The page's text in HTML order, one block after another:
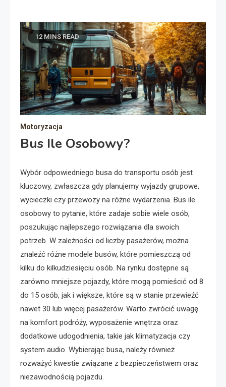
12 MINS READ
Motoryzacja
Bus Ile Osobowy?
Wybór odpowiedniego busa do transportu osób jest
kluczowy, zwłaszcza gdy planujemy wyjazdy grupowe,
wycieczki czy przewozy na różne wydarzenia. Bus ile
osobowy to pytanie, które zadaje sobie wiele osób,
poszukując najlepszego rozwiązania dla swoich
potrzeb. W zależności od liczby pasażerów, można
znaleźć różne modele busów, które pomieszczą od
kilku do kilkudziesięciu osób. Na rynku dostępne są
zarówno mniejsze pojazdy, które mogą pomieścić od 8
do 15 osób, jak i większe, które są w stanie przewieźć
nawet 30 lub więcej pasażerów. Warto zwrócić uwagę
na komfort podróży, wyposażenie wnętrza oraz
dodatkowe udogodnienia, takie jak klimatyzacja czy
system audio. Wybierając busa, należy również
rozważyć kwestie związane z bezpieczeństwem oraz
niezawodnością pojazdu.